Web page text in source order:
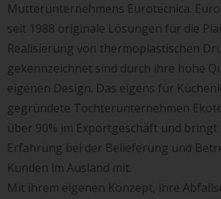
Mutterunternehmens Eurotecnica.
seit 1988 originale Lösungen für die
Realisierung von thermoplastischen
gekennzeichnet sind durch ihre hohe
eigenen Design. Das eigens für
gegründete Tochterunternehmen
über 90% im Exportgeschäft und bringt
Erfahrung bei der Belieferung und
Kunden im Ausland mit.
Mit ihrem eigenen Konzept, ihre